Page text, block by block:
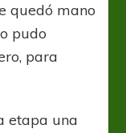
quedó mano
pudo
para
etapa una